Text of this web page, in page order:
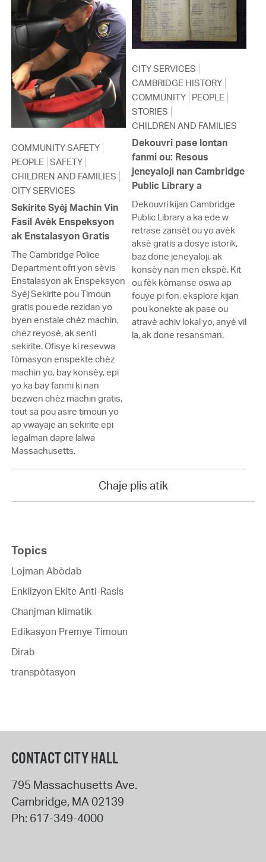
COMMUNITY SAFETY
PEOPLE SAFETY
CHILDREN AND FAMILIES
CITY SERVICES
Sekirite Syèj Machin Vin
Fasil Avèk Enspeksyon
ak Enstalasyon Gratis
The Cambridge Police
Department ofri yon sèvis
Enstalasyon ak Enspeksyon
Syèj Sekirite pou Timoun
gratis pou ede rezidan yo
byen enstale chèz machin,
chèz reyosè, ak senti
sekirite. Ofisye ki resevwa
fòmasyon enspekte chèz
machin yo, bay konsèy, epi
yo ka bay fanmi ki nan
bezwen chèz machin gratis,
tout sa pou asire timoun yo
ap vwayaje an sekirite epi
legalman dapre lalwa
Massachusetts.
CITY SERVICES
CAMBRIDGE HISTORY
COMMUNITY PEOPLE
STORIES
CHILDREN AND FAMILIES
Dekouvri pase lontan
fanmi ou: Resous
jeneyaloji nan Cambridge
Public Library a
Dekouvri kijan Cambridge
Public Library a ka ede w
retrase zansèt ou yo avèk
aksè gratis a dosye istorik,
baz done jeneyaloji, ak
konsèy nan men ekspè. Kit
ou fèk kòmanse oswa ap
fouye pi fon, eksplore kijan
pou konekte ak pase ou
atravè achiv lokal yo, anyè vil
la, ak done resansman.
Chaje plis atik
Topics
Lojman Abòdab
Enklizyon Ekite Anti-Rasis
Chanjman klimatik
Edikasyon Premye Timoun
Dirab
transpòtasyon
CONTACT CITY HALL
795 Massachusetts Ave.
Cambridge, MA02139
Ph: 617-349-4000